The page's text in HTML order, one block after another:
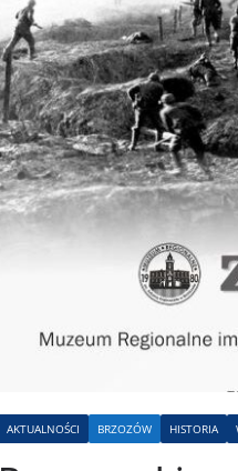
AKTUALNOŚCI BRZOZÓW HISTORIA